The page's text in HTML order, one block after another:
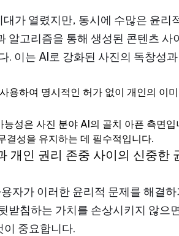
가 열렸지만, 동시에 수많은 윤리
알고리즘을 통해 생성된 콘텐츠 사
. 이는 AI로 강화된 사진의 독창성
용하여 명시적인 허가 없이 개인의 이
능성은 사진 분야 AI의 골치 아픈 측면입
결성을 유지하는 데 필수적입니다.
개인 권리 존중 사이의 신중한
자가 이러한 윤리적 문제를 해결
받침하는 가치를 손상시키지 않으
중요합니다.